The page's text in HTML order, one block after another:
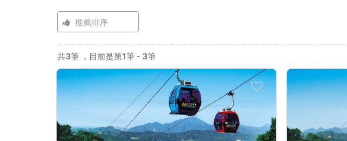
推薦排序
共3筆 ，目前是第1筆 - 3筆